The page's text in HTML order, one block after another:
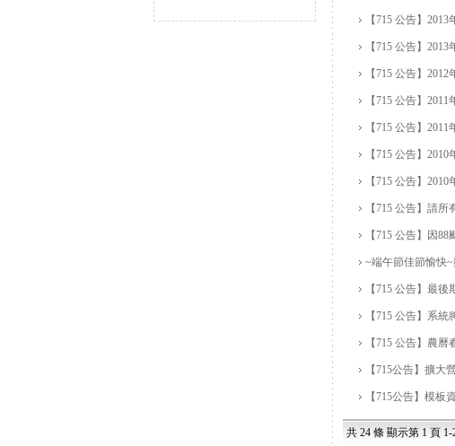
【715 公告】
【715 公告】
【715 公告】
【715 公告】
【715 公告】
【715 公告】
【715 公告】
【715 公告】請
【715 公告】因
~端午節佳節愉快
【715 公告】最
【715 公告】系
【715 公告】農
【715公告】擴大
【715公告】模板
共 24 條 顯示第 1 頁 1-